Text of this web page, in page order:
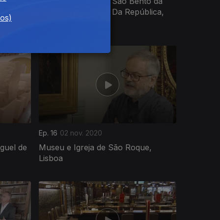
Saúde, Assembleia Da República,
de
Ep. 16 02 nov. 2020
Museu e Igreja de São Roque,
Lisboa